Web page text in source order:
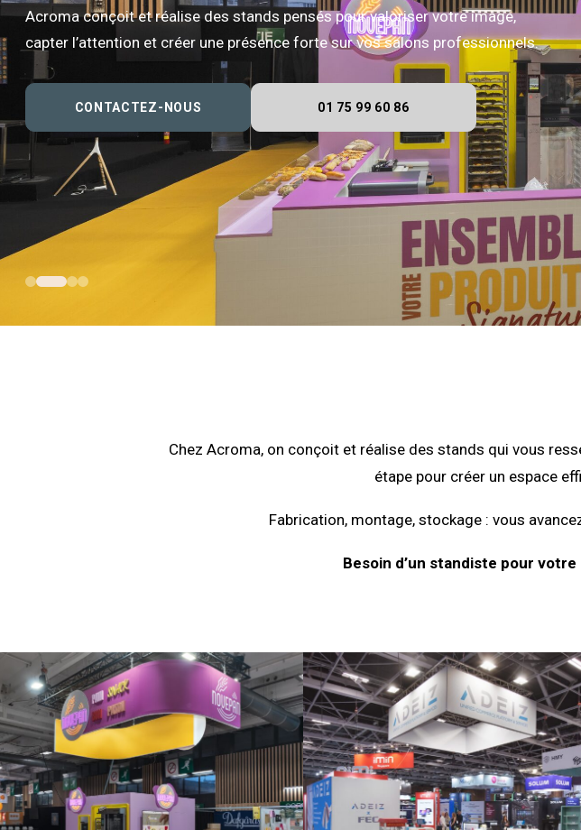
Acroma conçoit et réalise des stands pensés pour valoriser votre image,
capter l’attention et créer une présence forte sur vos salons professionnels.
CONTACTEZ-NOUS 01 75 99 60 86
Chez Acroma, on conçoit et réalise des stands qui vous
étape pour créer un espace
Fabrication, montage, stockage : vous
Besoin d’un standiste pour